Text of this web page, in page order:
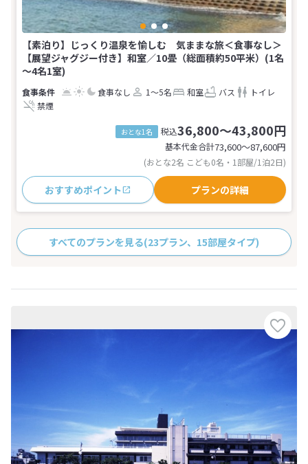
【素泊り】じっくり温泉を愉しむ 気ままな旅＜食事なし＞
【展望ジャグジー付き】和室／10畳（総面積約50平米）(1名
～4名1室)
食事なし 1～5名 和室 バス
トイレ
禁煙
おとな1名 税込36,800～43,800円
基本代金合計73,600〜87,600円
(おとな2名 こども0名・1部屋/1泊2日)
おすすめポイント プランの詳細
すべてのプランを見る(23プラン、15部屋タイプ)